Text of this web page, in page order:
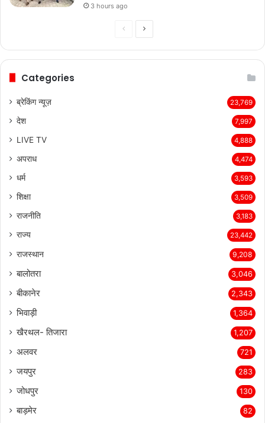
3 hours ago
PreviousNext
Categories
ब्रेकिंग न्यूज़ 23,769
देश 7,997
LIVE TV 4,888
अपराध 4,474
धर्म 3,593
शिक्षा 3,509
राजनीति 3,183
राज्य 23,442
राजस्थान 9,208
बालोतरा 3,046
बीकानेर 2,343
भिवाड़ी 1,364
खैरथल- तिजारा 1,207
अलवर 721
जयपुर 283
जोधपुर 130
बाड़मेर 82